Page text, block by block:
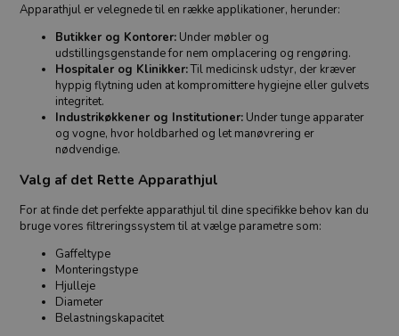
Apparathjul er velegnede til en række applikationer, herunder:
Butikker og Kontorer: Under møbler og
udstillingsgenstande for nem omplacering og rengøring.
Hospitaler og Klinikker:Til medicinsk udstyr, der kræver
hyppig flytning uden at kompromittere hygiejne eller gulvets
integritet.
Industrikøkkener og Institutioner: Under tunge apparater
og vogne, hvor holdbarhed og let manøvrering er
nødvendige.
Valg af det Rette Apparathjul
For at finde det perfekte apparathjul til dine specifikke behov kan du
bruge vores filtreringssystem til at vælge parametre som:
Gaffeltype
Monteringstype
Hjulleje
Diameter
Belastningskapacitet